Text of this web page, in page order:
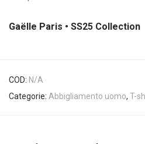
Gaëlle Paris • SS25 Collection
COD: N/A
Categorie: Abbigliamento uomo, T-